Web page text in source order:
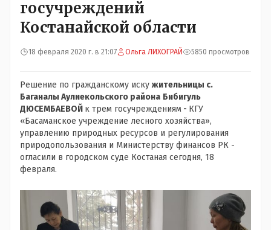
госучреждений
Костанайской области
18 февраля 2020 г. в 21:07 Ольга ЛИХОГРАЙ 5850 просмотров
Решение по гражданскому иску жительницы с.
Баганалы Аулиекольского района Бибигуль
ДЮСЕМБАЕВОЙ к трем госучреждениям - КГУ
«Басаманское учреждение лесного хозяйства»,
управлению природных ресурсов и регулирования
природопользования и Министерству финансов РК -
огласили в городском суде Костаная сегодня, 18
февраля.